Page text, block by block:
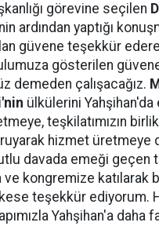
görevine seçilen
ardından yaptığı
güvene teşekkür
gösterilen
demeden çalışacağız.
ülkülerini Yahşihan'da
teşkilatımızın
hizmet üretmeye
davada emeği geçen
ve kongremize katılarak
teşekkür ediyorum.
Yahşihan'a daha